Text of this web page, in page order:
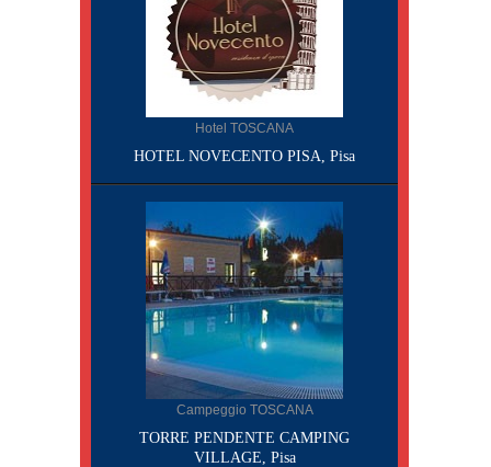
Hotel TOSCANA
HOTEL NOVECENTO PISA, Pisa
Campeggio TOSCANA
TORRE PENDENTE CAMPING
VILLAGE, Pisa